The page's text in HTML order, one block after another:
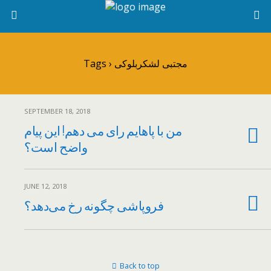
Tags › مجتبی لشکربلوکی
SEPTEMBER 18, 2018
من با پاهایم رای می دهم! این پیام
واضح است؟
JUNE 12, 2018
فروپاشی چگونه رخ می‌دهد؟
Back to top